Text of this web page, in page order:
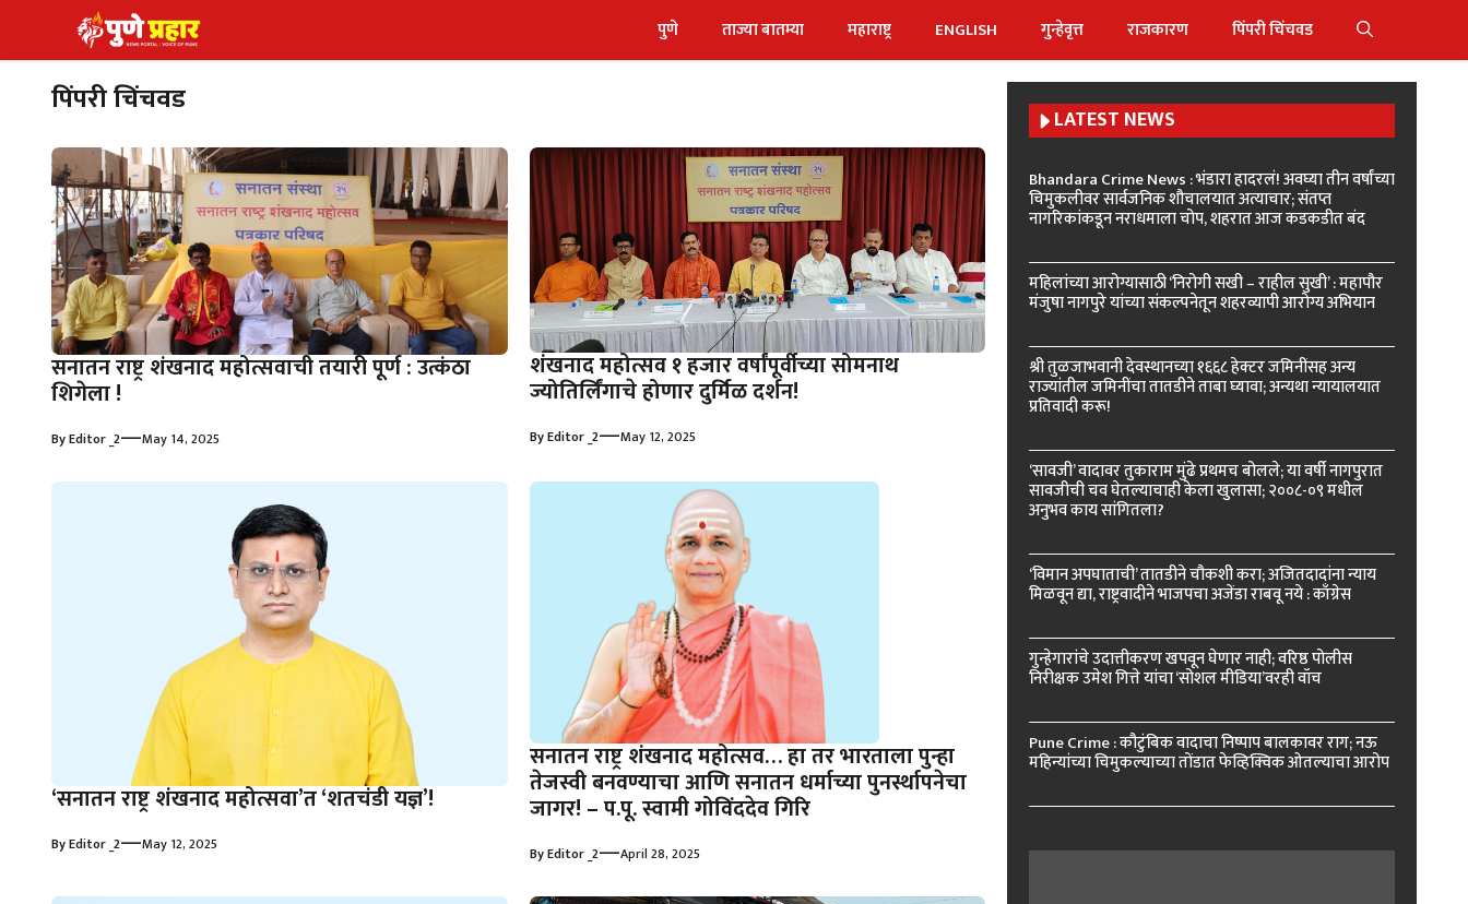
to
content
पुणे ताज्या बातम्या महाराष्ट्र ENGLISH गुन्हेवृत्त राजकारण पिंपरी चिंचवड
पिंपरी चिंचवड
सनातन राष्ट्र शंखनाद महोत्सवाची तयारी पूर्ण : उत्कंठा
शिगेला !
ByEditor _2—May 14, 2025
शंखनाद महोत्सव १ हजार वर्षांपूर्वीच्या सोमनाथ
ज्योतिर्लिंगाचे होणार दुर्मिळ दर्शन!
ByEditor _2—May 12, 2025
‘सनातन राष्ट्र शंखनाद महोत्सवा’त ‘शतचंडी यज्ञ’!
ByEditor _2—May 12, 2025
सनातन राष्ट्र शंखनाद महोत्सव… हा तर भारताला पुन्हा
तेजस्वी बनवण्याचा आणि सनातन धर्माच्या पुनर्स्थापनेचा
जागर! – प.पू. स्वामी गोविंददेव गिरि
ByEditor _2—April 28, 2025
LATEST NEWS
Bhandara Crime News : भंडारा हादरलं! अवघ्या तीन वर्षांच्या
चिमुकलीवर सार्वजनिक शौचालयात अत्याचार; संतप्त
नागरिकांकडून नराधमाला चोप, शहरात आज कडकडीत बंद
महिलांच्या आरोग्यासाठी ‘निरोगी सखी – राहील सुखी’ : महापौर
मंजुषा नागपुरे यांच्या संकल्पनेतून शहरव्यापी आरोग्य अभियान
श्री तुळजाभवानी देवस्थानच्या १६६८ हेक्टर जमिनींसह अन्य
राज्यांतील जमिनींचा तातडीने ताबा घ्यावा; अन्यथा न्यायालयात
प्रतिवादी करू!
‘सावजी’ वादावर तुकाराम मुंढे प्रथमच बोलले; या वर्षी नागपुरात
सावजीची चव घेतल्याचाही केला खुलासा; २००८-०९ मधील
अनुभव काय सांगितला?
‘विमान अपघाताची’ तातडीने चौकशी करा; अजितदादांना न्याय
मिळवून द्या, राष्ट्रवादीने भाजपचा अजेंडा राबवू नये : काँग्रेस
गुन्हेगारांचे उदात्तीकरण खपवून घेणार नाही; वरिष्ठ पोलीस
निरीक्षक उमेश गित्ते यांचा ‘सोशल मीडिया’वरही वॉच
Pune Crime : कौटुंबिक वादाचा निष्पाप बालकावर राग; नऊ
महिन्यांच्या चिमुकल्याच्या तोंडात फेव्हिक्विक ओतल्याचा आरोप